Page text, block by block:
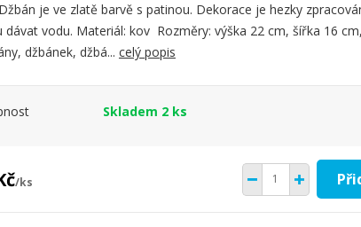
je ve zlatě barvě s patinou. Dekorace je hezky
dávat vodu. Materiál: kov Rozměry: výška 22 cm, šířka 16
džbánek, džbá... celý popis
Skladem 2 ks
/ks